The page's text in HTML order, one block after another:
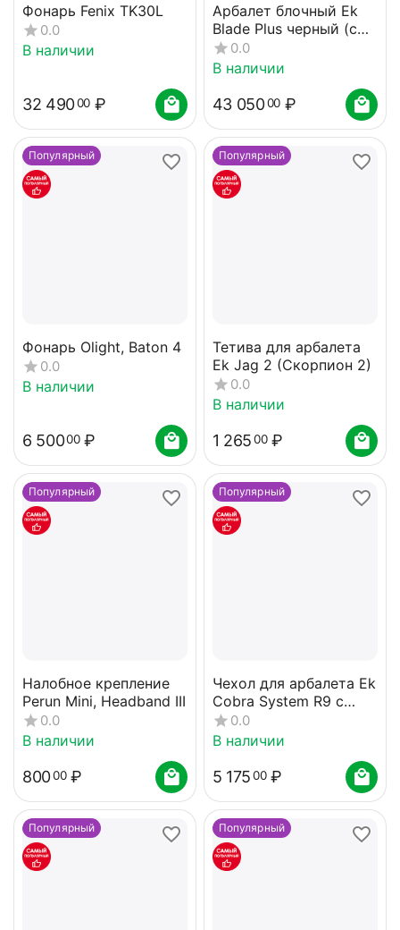
Фонарь Fenix TK30L
0.0
В наличии
32 49000 ₽
Арбалет блочный Ek
Blade Plus черный (c
комплектацией)
0.0
В наличии
43 05000 ₽
Популярный
Фонарь Olight, Baton 4
0.0
В наличии
6 50000 ₽
Популярный
Тетива для арбалета
Ek Jag 2 (Скорпион 2)
0.0
В наличии
1 26500 ₽
Популярный
Налобное крепление
Perun Mini, Headband III
0.0
В наличии
80000 ₽
Популярный
Чехол для арбалета Ek
Cobra System R9 с
креплениями MOLLE
0.0
В наличии
5 17500 ₽
Популярный Популярный